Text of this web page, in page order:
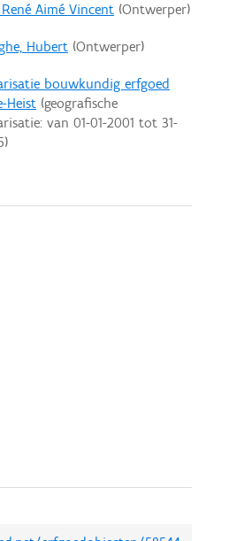
Aimé Vincent(Ontwerper)
Hubert(Ontwerper)
bouwkundig erfgoed
Heist(geografische
van 01-01-2001 tot 31-
)